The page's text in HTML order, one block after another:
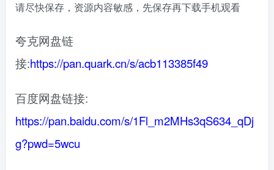
请尽快保存，资源内容敏感，先保存再下载手机观看
夸克网盘链
接:https://pan.quark.cn/s/acb113385f49
百度网盘链接:
https://pan.baidu.com/s/1Fl_m2MHs3qS634_qDj
g?pwd=5wcu